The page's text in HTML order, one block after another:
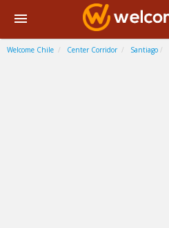
Welcome Chile Center Corridor Santiago